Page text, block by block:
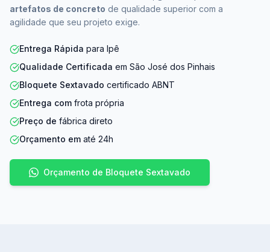
artefatos de concreto de qualidade superior com a
agilidade que seu projeto exige.
Entrega Rápida para Ipê
Qualidade Certificada em São José dos Pinhais
Bloquete Sextavado certificado ABNT
Entrega com frota própria
Preço de fábrica direto
Orçamento em até 24h
Orçamento de Bloquete Sextavado